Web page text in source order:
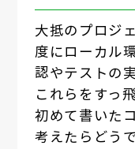
大抵のプロジ
度にローカル
認やテストの
これらをすっ
初めて書いた
考えたらどう